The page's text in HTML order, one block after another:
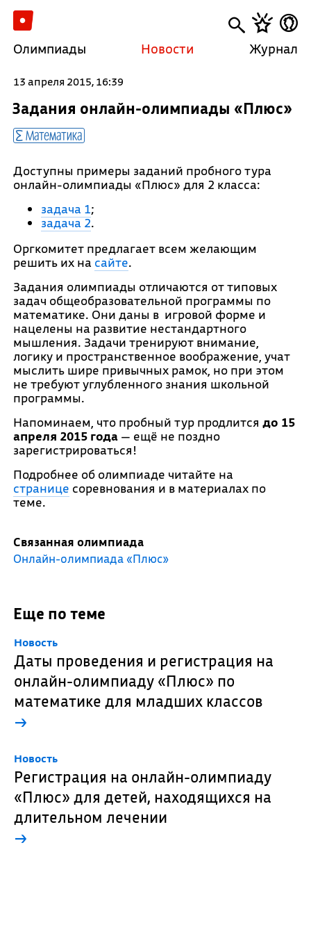
Олимпиады Новости Журнал
13 апреля 2015, 16:39
Задания онлайн-олимпиады «Плюс»
Математика
Доступны примеры заданий пробного тура
онлайн-олимпиады «Плюс» для 2 класса:
задача 1;
задача 2.
Оргкомитет предлагает всем желающим
решить их на сайте.
Задания олимпиады отличаются от типовых
задач общеобразовательной программы по
математике. Они даны в игровой форме и
нацелены на развитие нестандартного
мышления. Задачи тренируют внимание,
логику и пространственное воображение, учат
мыслить шире привычных рамок, но при этом
не требуют углубленного знания школьной
программы.
Напоминаем, что пробный тур продлится до 15
апреля 2015 года— ещё не поздно
зарегистрироваться!
Подробнее об олимпиаде читайте на
странице соревнования и в материалах по
теме.
Связанная олимпиада
Онлайн-олимпиада «Плюс»
Еще по теме
Новость
Даты проведения и регистрация на
онлайн-олимпиаду «Плюс» по
математике для младших классов
→
Новость
Регистрация на онлайн-олимпиаду
«Плюс» для детей, находящихся на
длительном лечении
→